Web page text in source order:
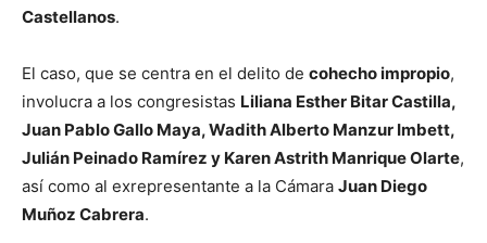
Castellanos.
El caso, que se centra en el delito de cohecho impropio,
involucra a los congresistas Liliana Esther Bitar Castilla,
Juan Pablo Gallo Maya, Wadith Alberto Manzur Imbett,
Julián Peinado Ramírez y Karen Astrith Manrique Olarte,
así como al exrepresentante a la Cámara Juan Diego
Muñoz Cabrera.